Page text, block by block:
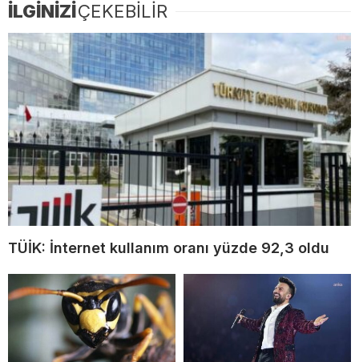
İLGİNİZİÇEKEBİLİR
TÜİK: İnternet kullanım oranı yüzde 92,3 oldu